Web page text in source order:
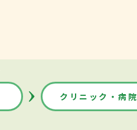
クリニック・病